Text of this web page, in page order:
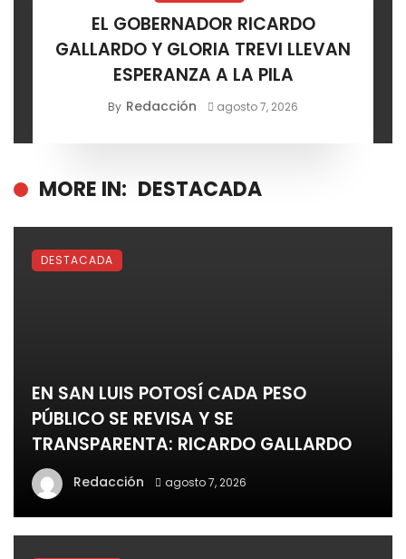
EL GOBERNADOR RICARDO
GALLARDO Y GLORIA TREVI LLEVAN
ESPERANZA A LA PILA
By Redacción agosto 7, 2026
MORE IN: DESTACADA
EN SAN LUIS POTOSÍ CADA PESO
PÚBLICO SE REVISA Y SE
TRANSPARENTA: RICARDO GALLARDO
Redacción agosto 7, 2026
DESTACADA